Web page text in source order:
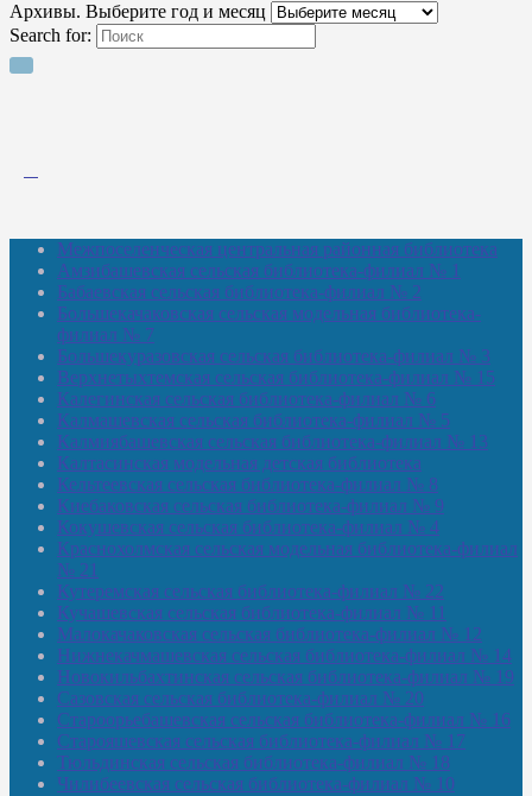
Архивы. Выберите год и месяц
Search for:
Межпоселенческая центральная районная библиотека
Амзибашевская сельская библиотека-филиал № 1
Бабаевская сельская библиотека-филиал № 2
Большекачаковская сельская модельная библиотека-
филиал № 7
Большекуразовская сельская библиотека-филиал № 3
Верхнетыхтемская сельская библиотека-филиал № 15
Калегинская сельская библиотека-филиал № 6
Калмашевская сельская библиотека-филиал № 5
Калмиябашевская сельская библиотека-филиал № 13
Калтасинская модельная детская библиотека
Кельтеевская сельская библиотека-филиал № 8
Киебаковская сельская библиотека-филиал № 9
Кокушевская сельская библиотека-филиал № 4
Краснохолмская сельская модельная библиотека-филиал
№ 21
Кутеремская сельская библиотека-филиал № 22
Кучашевская сельская библиотека-филиал № 11
Малокачаковская сельская библиотека-филиал № 12
Нижнекачмашевская сельская библиотека-филиал № 14
Новокильбахтинская сельская библиотека-филиал № 19
Сазовская сельская библиотека-филиал № 20
Староорьебашевская сельская библиотека-филиал № 16
Старояшевская сельская библиотека-филиал № 17
Тюльдинская сельская библиотека-филиал № 18
Чилибеевская сельская библиотека-филиал № 10